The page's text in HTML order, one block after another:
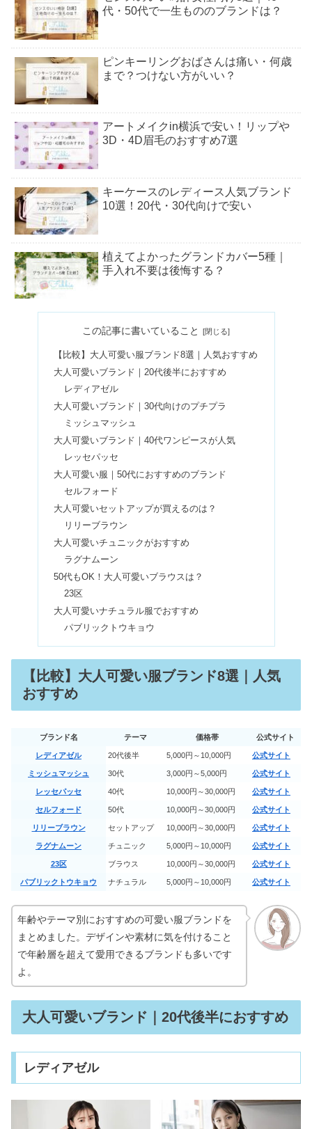
代・50代で一生もののブランドは？
ピンキーリングおばさんは痛い・何歳
まで？つけない方がいい？
アートメイクin横浜で安い！リップや
3D・4D眉毛のおすすめ7選
キーケースのレディース人気ブランド
10選！20代・30代向けで安い
植えてよかったグランドカバー5種｜
手入れ不要は後悔する？
値段が安い3選
【リーゼ泡カラー】黒髪から染まる色
＆人気色６選！口コミも調査
ピアススタジオが東京で安い｜池袋お
すすめクリニック3選
セルフォードの年齢層&芸能人まと
め！美香・吉高由里子の愛用品は？
30代レディース財布｜ママが使いやす
7選
ミルボンシャンプーの種類は？口コミ
＆選び方【ランキング5選】
熱破壊式の医療脱毛in福岡｜安いクリ
ポテンツァin横浜・神奈川で安いクリ
ニック4選《モニター価格》
名古屋でソプラノチタニウム・アイス
可愛い財布ブランド8選｜韓国・二つ
折りが安い《高校生》
年齢層＆ダサい評判の真相
レディースファッションの通販人気8
選【40代】｜痛くない服とは？
量産型バッグブランド7選｜安いおす
すめ・SHEINやしまむらも
この記事に書いていること
【比較】大人可愛い服ブランド8選｜人気おすすめ
大人可愛いブランド｜20代後半におすすめ
レディアゼル
大人可愛いブランド｜30代向けのプチプラ
ミッシュマッシュ
大人可愛いブランド｜40代ワンピースが人気
レッセパッセ
大人可愛い服｜50代におすすめのブランド
セルフォード
大人可愛いセットアップが買えるのは？
リリーブラウン
大人可愛いチュニックがおすすめ
ラグナムーン
50代もOK！大人可愛いブラウスは？
23区
大人可愛いナチュラル服でおすすめ
パブリックトウキョウ
【比較】大人可愛い服ブランド8選｜人気
おすすめ
ブランド名 テーマ 価格帯 公式サイト
レディアゼル 20代後半 5,000円～10,000円 公式サイト
ミッシュマッシュ 30代 3,000円～5,000円 公式サイト
レッセパッセ 40代 10,000円～30,000円 公式サイト
セルフォード 50代 10,000円～30,000円 公式サイト
リリーブラウン セットアップ 10,000円～30,000円 公式サイト
ラグナムーン チュニック 5,000円～10,000円 公式サイト
23区 ブラウス 10,000円～30,000円 公式サイト
パブリックトウキョウ ナチュラル 5,000円～10,000円 公式サイト
年齢やテーマ別におすすめの可愛い服ブランドを
まとめました。デザインや素材に気を付けること
で年齢層を超えて愛用できるブランドも多いです
よ。
大人可愛いブランド｜20代後半におすすめ
レディアゼル